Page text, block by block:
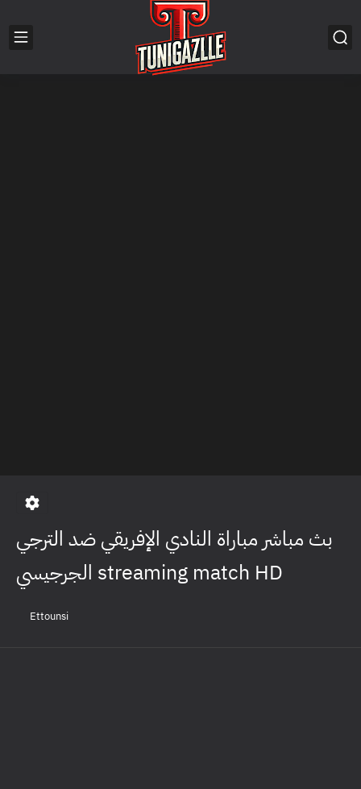
بث مباشر مباراة النادي الإفريقي ضد الترجي
الجرجيسي streaming match HD
Ettounsi